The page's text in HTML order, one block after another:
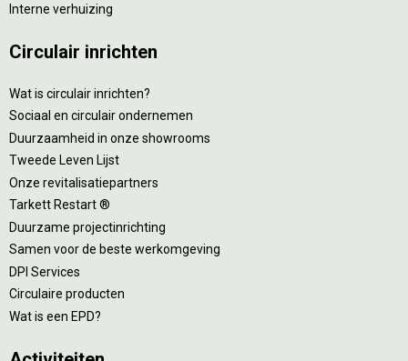
Interne verhuizing
Circulair inrichten
Wat is circulair inrichten?
Sociaal en circulair ondernemen
Duurzaamheid in onze showrooms
Tweede Leven Lijst
Onze revitalisatiepartners
Tarkett Restart ®
Duurzame projectinrichting
Samen voor de beste werkomgeving
DPI Services
Circulaire producten
Wat is een EPD?